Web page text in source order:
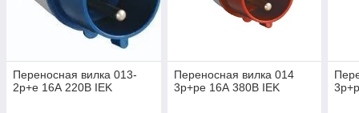
Переносная вилка 013-
2р+е 16А 220В IEK
Переносная вилка 014
3р+ре 16А 380В IEK